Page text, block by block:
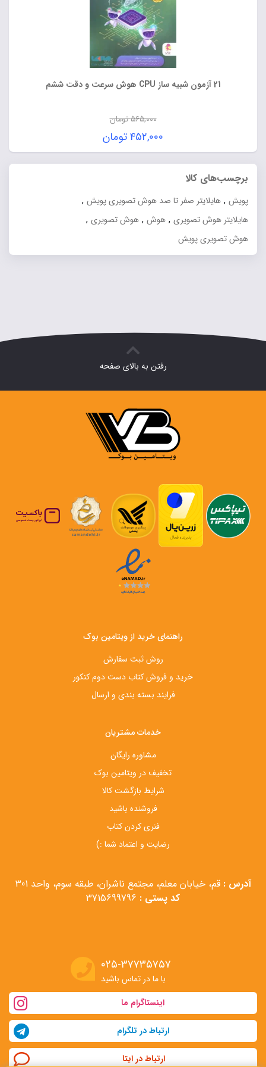
21 آزمون شبیه ساز CPU هوش سرعت و دقت ششم
۵۶۵,۰۰۰تومان
قیمت
اصلی:
۵۶۵,۰۰۰ تومان
۴۵۲,۰۰۰تومان
قیمت
فعلی:
برچسب‌های کالا
پویش , هایلایتر صفر تا صد هوش تصویری پویش ,
هایلایتر هوش تصویری , هوش , هوش تصویری ,
هوش تصویری پویش
رفتن به بالای صفحه
راهنمای خرید از ویتامین بوک
روش ثبت سفارش
خرید و فروش کتاب دست‌ دوم کنکور
فرایند بسته بندی و ارسال
خدمات مشتریان
مشاوره رایگان
تخفیف در ویتامین بوک
شرایط بازگشت کالا
فروشنده باشید
فنری کردن کتاب
رضایت و اعتماد شما :)
آدرس : قم، خیابان معلم، مجتمع ناشران، طبقه سوم، واحد 301
کد پستی :
۰۲۵-۳۷۷۳۵۷۵۷
با ما در تماس باشید
اینستاگرام ما
ارتباط در تلگرام
ارتباط در ایتا